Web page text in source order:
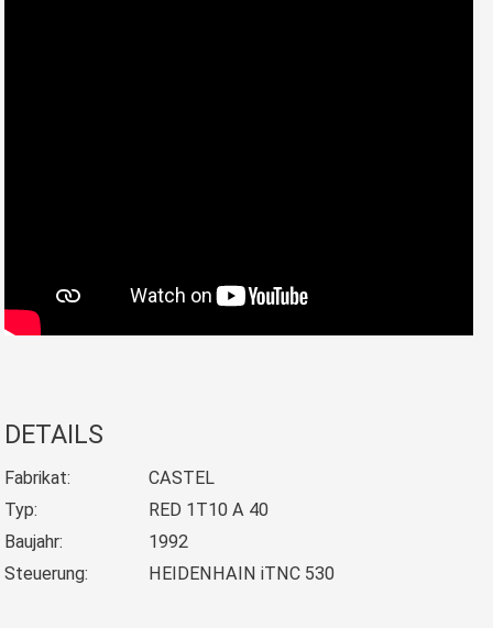
DETAILS
Fabrikat:
CASTEL
Typ:
RED 1T10 A 40
Baujahr:
1992
Steuerung:
HEIDENHAIN iTNC 530